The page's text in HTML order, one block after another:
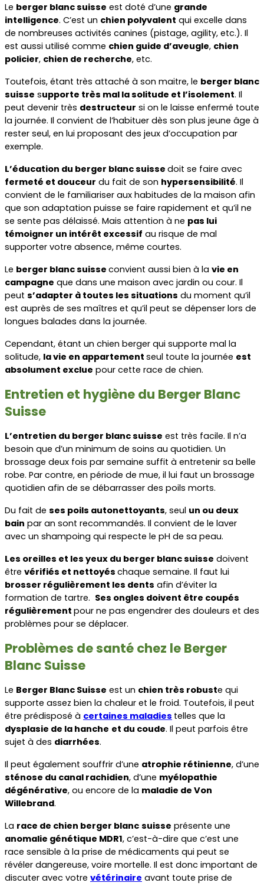
Le berger blanc suisse est doté d’une grande
intelligence. C’est un chien polyvalent qui excelle dans
de nombreuses activités canines (pistage, agility, etc.). Il
est aussi utilisé comme chien guide d’aveugle, chien
policier, chien de recherche, etc.
Toutefois, étant très attaché à son maitre, le berger blanc
suisse supporte très mal la solitude et l’isolement. Il
peut devenir très destructeur si on le laisse enfermé toute
la journée. Il convient de l’habituer dès son plus jeune âge à
rester seul, en lui proposant des jeux d’occupation par
exemple.
L’éducation du berger blanc suisse
fermeté et douceur du fait de son hypersensibilité. Il
convient de le familiariser aux habitudes de la maison afin
que son adaptation puisse se faire rapidement et qu’il ne
se sente pas délaissé. Mais attention à ne pas lui
témoigner un intérêt excessif au risque de mal
supporter votre absence, même courtes.
Le berger blanc suisse convient aussi bien à la vie en
campagne que dans une maison avec jardin ou cour. Il
peut s’adapter à toutes les situations du moment qu’il
est auprès de ses maîtres et qu’il peut se dépenser lors de
longues balades dans la journée.
Cependant, étant un chien berger qui supporte mal la
solitude, la vie en appartement seul toute la journée est
absolument exclue pour cette race de chien.
Entretien et hygiène du Berger Blanc
Suisse
L’entretien du berger blanc suisse est très facile. Il n’a
besoin que d’un minimum de soins au quotidien. Un
brossage deux fois par semaine suffit à entretenir sa belle
robe. Par contre, en période de mue, il lui faut un brossage
quotidien afin de se débarrasser des poils morts.
Du fait de ses poils autonettoyants, seul un ou deux
bain par an sont recommandés. Il convient de le laver
avec un shampoing qui respecte le pH de sa peau.
Les oreilles et les yeux du berger blanc suisse doivent
être vérifiés et nettoyés
brosser régulièrement les dents afin d’éviter la
formation de tartre. Ses ongles doivent être coupés
régulièrement pour ne pas engendrer des douleurs et des
problèmes pour se déplacer.
Problèmes de santé chez le Berger
Blanc Suisse
Le Berger Blanc Suisse est un chien très robuste qui
supporte assez bien la chaleur et le froid. Toutefois, il peut
être prédisposé à certaines maladies
dysplasie de la hanche et du coude. Il peut parfois être
sujet à des diarrhées.
Il peut également souffrir d’une atrophie rétinienne
sténose du canal rachidien, d’une myélopathie
dégénérative, ou encore de la maladie de Von
Willebrand.
La race de chien berger blanc suisse
anomalie génétique MDR1, c’est-à-dire que c’est une
race sensible à la prise de médicaments qui peut se
révéler dangereuse, voire mortelle. Il est donc important de
discuter avec votre vétérinaire avant toute prise de